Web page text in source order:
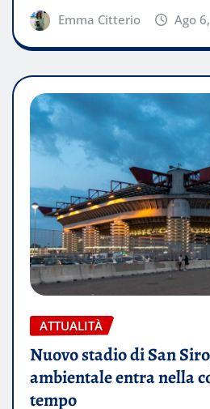
Emma Citterio Ago
ATTUALITÀ
Nuovo stadio di San
ambientale entra nella
tempo